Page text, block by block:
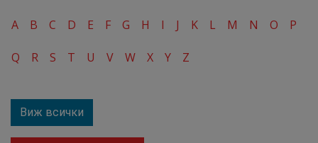
A B C D E F G H I J K L M N O P
Q R S T U V W X Y Z
Виж всички